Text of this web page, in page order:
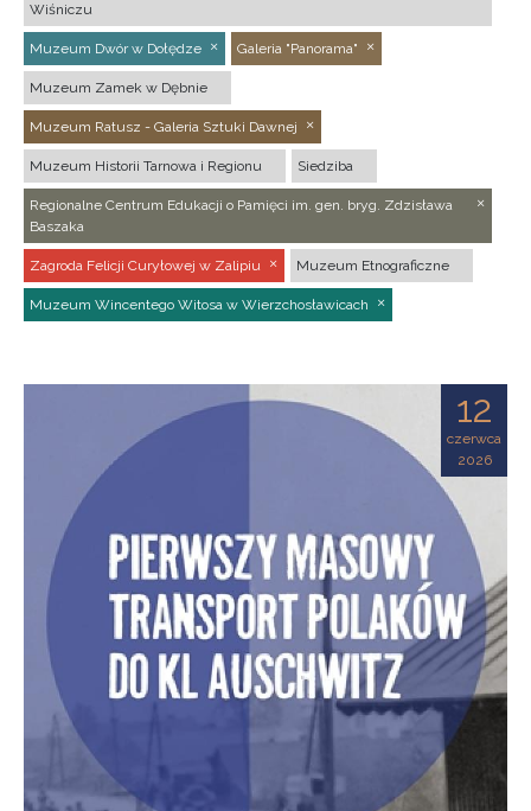
Wiśniczu
Muzeum Dwór w Dołędze Galeria "Panorama"
Muzeum Zamek w Dębnie
Muzeum Ratusz - Galeria Sztuki Dawnej
Muzeum Historii Tarnowa i Regionu Siedziba
Regionalne Centrum Edukacji o Pamięci im. gen. bryg. Zdzisława
Baszaka
Zagroda Felicji Curyłowej w Zalipiu Muzeum Etnograficzne
Muzeum Wincentego Witosa w Wierzchosławicach
12
czerwca
2026